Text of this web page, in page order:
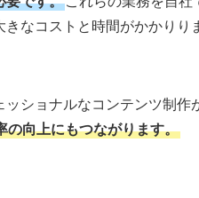
の企業にとって魅力的なマー